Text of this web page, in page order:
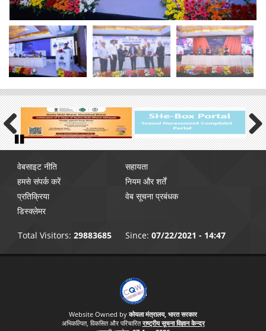
Previous Next
Pause
menu
वेबसाइट नीति
सहायता
हमसे संपर्क करें
नियम और शर्तें
प्रतिक्रिया
वेब सूचना प्रबंधक
डिस्क्लेमर
Total Visitors: 29883685 Since:07/22/2021 - 14:47
Website Owned byकोयला मंत्रालय, भारत सरकार
अभिकल्पित, विकसित और परिचारितराष्ट्रीय सूचना विज्ञान केन्द्र